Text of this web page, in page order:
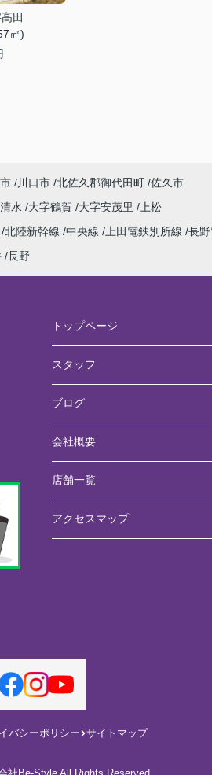
田
㎡)
川口市 北佐久郡御代田町 佐久市
清水 大字鶴賀 大字安茂里
上松
北陸新幹線 中央線 上田電鉄別所線 長
長野
トップページ
スタッフ
ブログ
会社概要
店舗一覧
アクセスマップ
バシーポリシー サイトマップ